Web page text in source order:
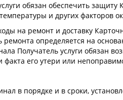
обязан обеспечить
и других факторов
на ремонт и доставку
определяется на
Получатель услуги обязан
факта его утери или
в порядке и в сроки,